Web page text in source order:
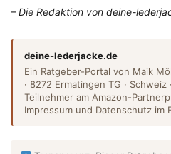
– Die Redaktion von deine-
deine-lederjacke.de
Ein Ratgeber-Portal von Maik
· 8272 Ermatingen TG · Schweiz ·
Teilnehmer am Amazon-
Impressum und Datenschutz im